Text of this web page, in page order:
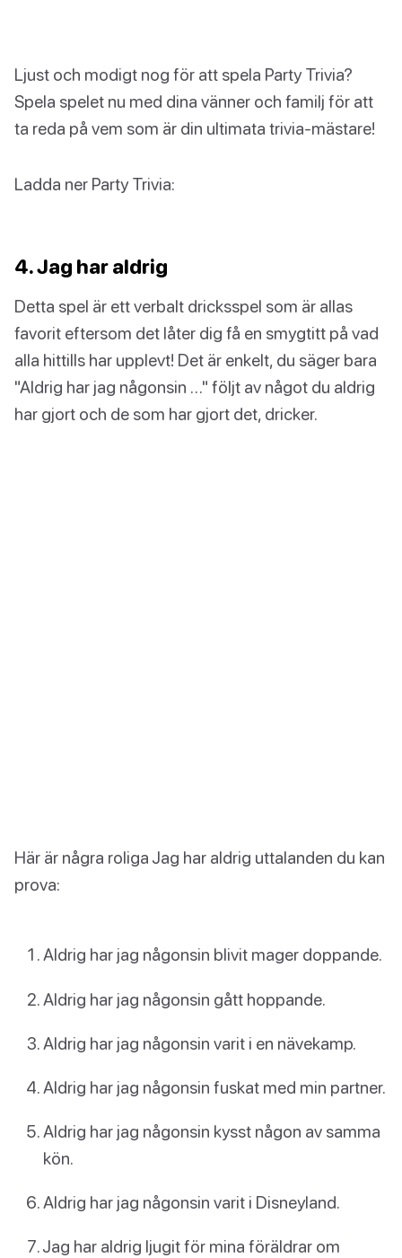
Ljust och modigt nog för att spela Party Trivia?
Spela spelet nu med dina vänner och familj för att
ta reda på vem som är din ultimata trivia-mästare!
Ladda ner Party Trivia:
4. Jag har aldrig
Detta spel är ett verbalt dricksspel som är allas
favorit eftersom det låter dig få en smygtitt på vad
alla hittills har upplevt! Det är enkelt, du säger bara
"Aldrig har jag någonsin …" följt av något du aldrig
har gjort och de som har gjort det, dricker.
Här är några roliga Jag har aldrig uttalanden du kan
prova:
Aldrig har jag någonsin blivit mager doppande.
Aldrig har jag någonsin gått hoppande.
Aldrig har jag någonsin varit i en nävekamp.
Aldrig har jag någonsin fuskat med min partner.
Aldrig har jag någonsin kysst någon av samma
kön.
Aldrig har jag någonsin varit i Disneyland.
Jag har aldrig ljugit för mina föräldrar om